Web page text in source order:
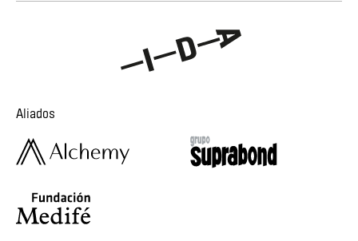
Aliados